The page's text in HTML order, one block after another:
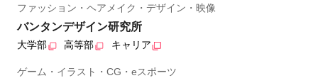
ファッション・ヘアメイク・デザイン・映像
バンタンデザイン研究所
大学部 高等部 キャリア
ゲーム・イラスト・CG・eスポーツ